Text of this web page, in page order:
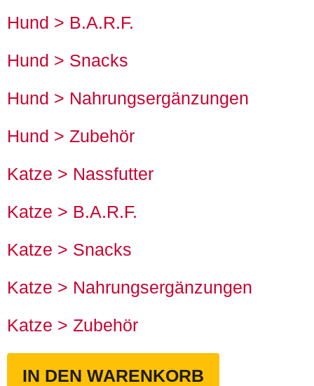
Hund > B.A.R.F.
Hund > Snacks
Hund > Nahrungsergänzungen
Hund > Zubehör
Katze > Nassfutter
Katze > B.A.R.F.
Katze > Snacks
Katze > Nahrungsergänzungen
Katze > Zubehör
IN DEN WARENKORB